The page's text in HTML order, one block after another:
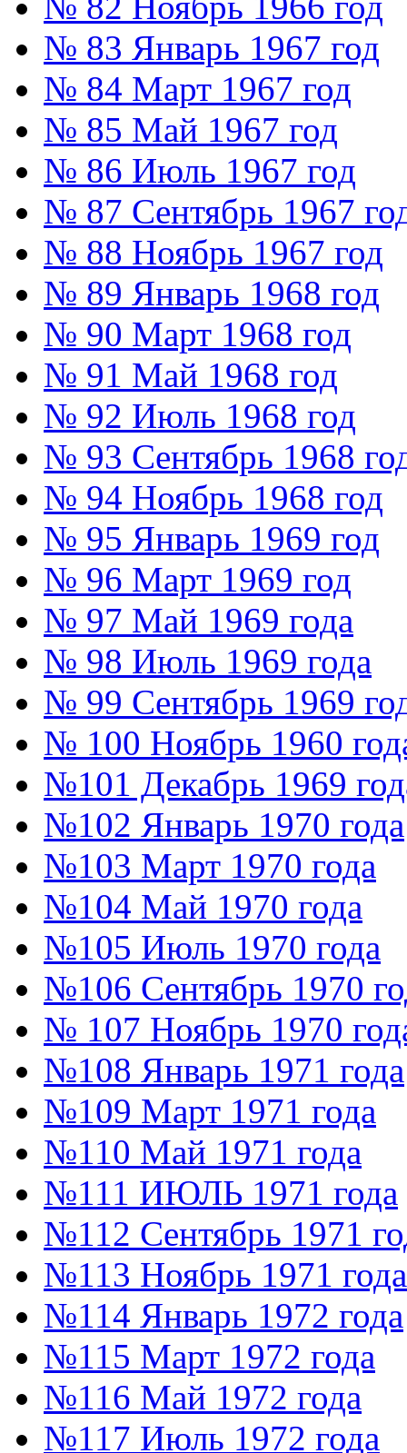
№ 83 Январь 1967 год
№ 84 Март 1967 год
№ 85 Май 1967 год
№ 86 Июль 1967 год
№ 87 Сентябрь 1967
№ 88 Ноябрь 1967 год
№ 89 Январь 1968 год
№ 90 Март 1968 год
№ 91 Май 1968 год
№ 92 Июль 1968 год
№ 93 Сентябрь 1968
№ 94 Ноябрь 1968 год
№ 95 Январь 1969 год
№ 96 Март 1969 год
№ 97 Май 1969 года
№ 98 Июль 1969 года
№ 99 Сентябрь 1969
№ 100 Ноябрь 1960
№101 Декабрь 1969
№102 Январь 1970 года
№103 Март 1970 года
№104 Май 1970 года
№105 Июль 1970 года
№106 Сентябрь 1970
№ 107 Ноябрь 1970
№108 Январь 1971 года
№109 Март 1971 года
№110 Май 1971 года
№111 ИЮЛЬ 1971 года
№112 Сентябрь 1971
№113 Ноябрь 1971 года
№114 Январь 1972 года
№115 Март 1972 года
№116 Май 1972 года
№117 Июль 1972 года